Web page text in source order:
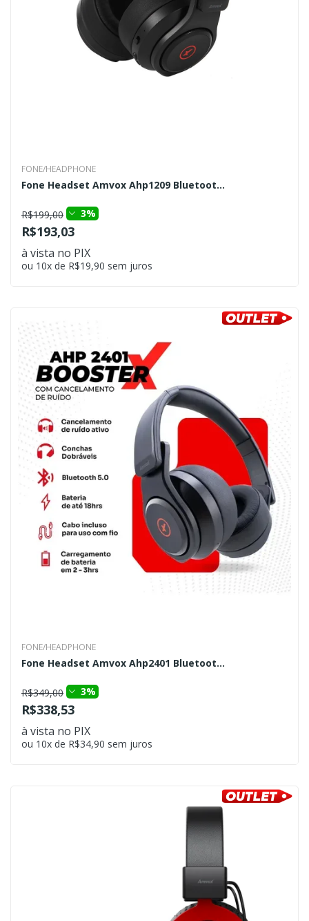
FONE/HEADPHONE
Fone Headset Amvox Ahp1209 Bluetoot...
R$199,00 3%
R$193,03
à vista no PIX
ou 10x de R$19,90 sem juros
FONE/HEADPHONE
Fone Headset Amvox Ahp2401 Bluetoot...
R$349,00 3%
R$338,53
à vista no PIX
ou 10x de R$34,90 sem juros